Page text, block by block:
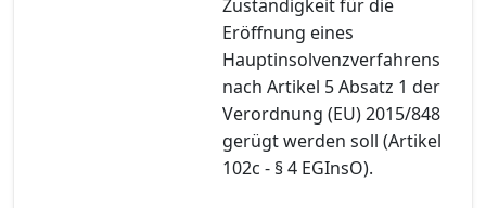
Zuständigkeit für die
Eröffnung eines
Hauptinsolvenzverfahrens
nach Artikel 5 Absatz 1 der
Verordnung (EU) 2015/848
gerügt werden soll (Artikel
102c - § 4 EGInsO).